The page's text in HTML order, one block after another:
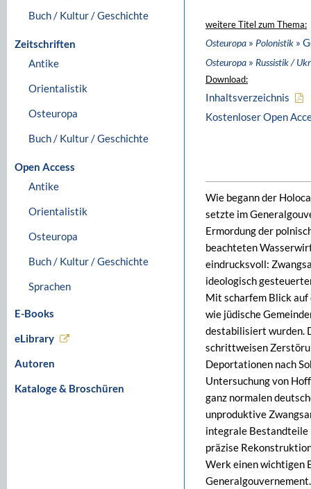
Buch / Kultur / Geschichte
Zeitschriften
Antike
Orientalistik
Osteuropa
Buch / Kultur / Geschichte
Open Access
Antike
Orientalistik
Osteuropa
Buch / Kultur / Geschichte
Sprachen
E-Books
eLibrary
Autoren
Kataloge & Broschüren
weitere Titel zum Thema:
Osteuropa » Polonistik »
Osteuropa » Russistik /
Download:
Inhaltsverzeichnis
Kostenloser Open
Wie begann der
setzte im
Ermordung der
beachteten
eindrucksvoll:
ideologisch
Mit scharfem Blick
wie jüdische
destabilisiert wurden.
schrittweisen
Deportationen nach
Untersuchung von
ganz normalen
unproduktive
integrale
präzise
Werk einen wichtigen